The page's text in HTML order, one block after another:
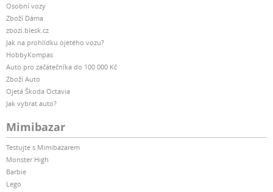
Osobní vozy
Zboží Dáma
zbozi.blesk.cz
Jak na prohlídku ojetého vozu?
HobbyKompas
Auto pro začátečníka do 100 000 Kč
Zboží Auto
Ojetá Škoda Octavia
Jak vybrat auto?
Mimibazar
Testujte s Mimibazarem
Monster High
Barbie
Lego